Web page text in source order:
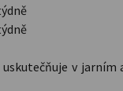
uskutečňuje v